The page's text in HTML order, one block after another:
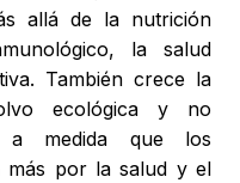
allá de la nutrición
la salud
También crece la
ecológica y no
a medida que los
más por la salud y el